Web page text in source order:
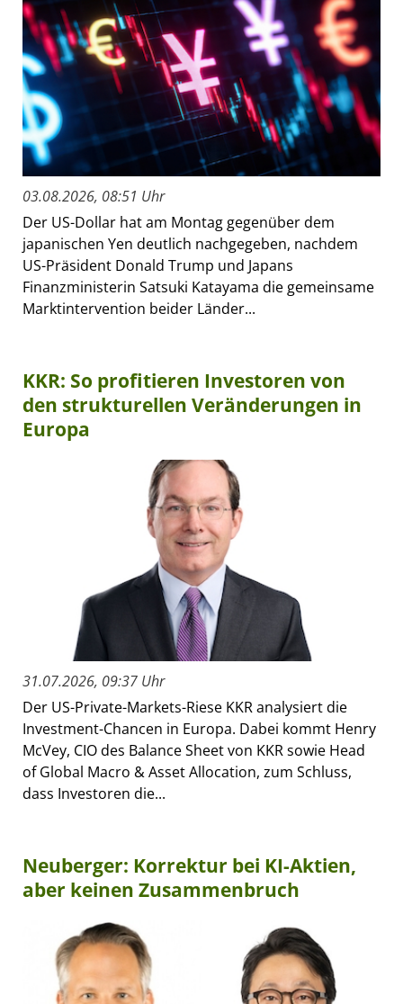
03.08.2026, 08:51 Uhr
Der US-Dollar hat am Montag gegenüber dem
japanischen Yen deutlich nachgegeben, nachdem
US-Präsident Donald Trump und Japans
Finanzministerin Satsuki Katayama die gemeinsame
Marktintervention beider Länder...
KKR: So profitieren Investoren von
den strukturellen Veränderungen in
Europa
31.07.2026, 09:37 Uhr
Der US-Private-Markets-Riese KKR analysiert die
Investment-Chancen in Europa. Dabei kommt Henry
McVey, CIO des Balance Sheet von KKR sowie Head
of Global Macro & Asset Allocation, zum Schluss,
dass Investoren die...
Neuberger: Korrektur bei KI-Aktien,
aber keinen Zusammenbruch